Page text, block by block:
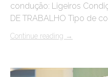
condução: Ligeiros
DE TRABALHO Tipo de
Continue reading →